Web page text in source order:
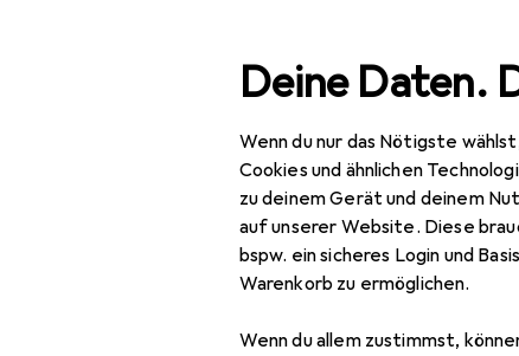
Deine Daten.
Wenn du nur das Nötigste
Cookies und ähnlichen
zu deinem Gerät und deinem
auf unserer Website. Diese
bspw. ein sicheres Login und
Warenkorb zu ermöglichen.
Wenn du allem zustimmst,
Navigation nach Kategorien Gesamtsortiment